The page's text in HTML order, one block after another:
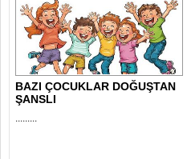
BAZI ÇOCUKLAR DOĞUŞTAN
ŞANSLI
.........